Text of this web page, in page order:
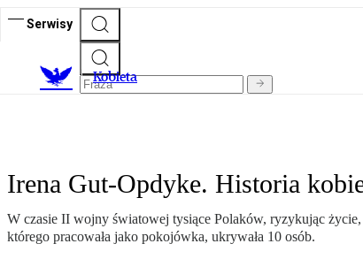
Serwisy
Kobieta
Irena Gut-Opdyke. Historia
W czasie II wojny światowej tysiące Polaków, ryzykując
którego pracowała jako pokojówka, ukrywała 10 osób.